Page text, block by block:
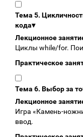
Тема 5.
кода▾
Лекционное
Циклы while/for.
Практическое
Тема 6. Выбор за
Лекционное
Игра
ввод.